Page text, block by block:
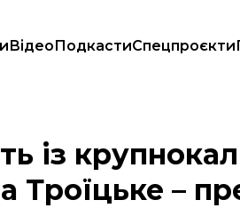
ВідеоПодкастиСпецпроєкти
та Троїцьке – прес-центр АТО
із
Троїцьке –